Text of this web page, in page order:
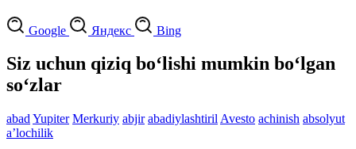
Google Яндекс Bing
Siz uchun qiziq bo‘lishi mumkin bo‘lgan
so‘zlar
abad Yupiter Merkuriy abjir abadiylashtiril Avesto achinish absolyut
aʼlochilik